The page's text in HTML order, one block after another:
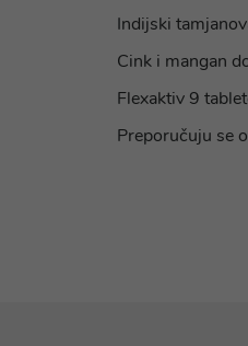
Indijski
Cink i mangan
Flexaktiv 9
Preporučuju se